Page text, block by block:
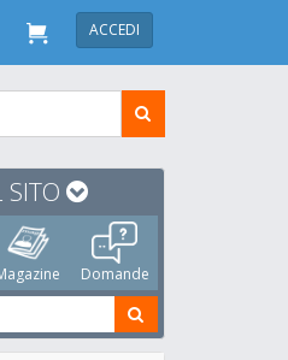
ACCEDI
SITO
Domande